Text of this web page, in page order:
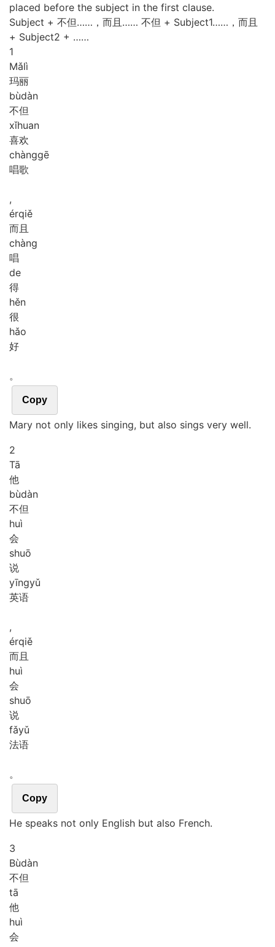
placed before the subject in the first clause.
Subject + 不但……，而且…… 不但 + Subject1……，而且
+ Subject2 + ……
1
Mǎlì
玛丽
bùdàn
不但
xǐhuan
喜欢
chànggē
唱歌
,
érqiě
而且
chàng
唱
de
得
hěn
很
hǎo
好
。
Copy
Mary not only likes singing, but also sings very well.
2
Tā
他
bùdàn
不但
huì
会
shuō
说
yīngyǔ
英语
,
érqiě
而且
huì
会
shuō
说
fǎyǔ
法语
。
Copy
He speaks not only English but also French.
3
Bùdàn
不但
tā
他
huì
会